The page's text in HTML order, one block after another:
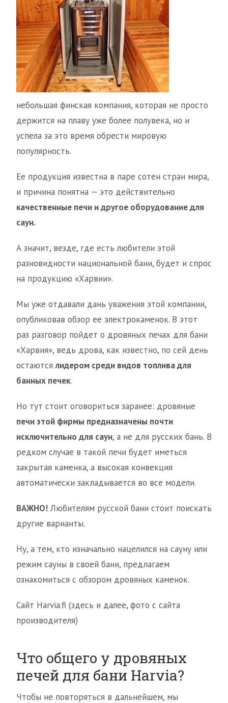
небольшая финская компания, которая не просто
держится на плаву уже более полувека, но и
успела за это время обрести мировую
популярность.
Ее продукция известна в паре сотен стран мира,
и причина понятна — это действительно
качественные печи и другое оборудование для
саун.
А значит, везде, где есть любители этой
разновидности национальной бани, будет и спрос
на продукцию «Харвии».
Мы уже отдавали дань уважения этой компании,
опубликовав обзор ее электрокаменок. В этот
раз разговор пойдет о дровяных печах для бани
«Харвия», ведь дрова, как известно, по сей день
остаютсялидером среди видов топлива для
банных печек.
Но тут стоит оговориться заранее: дровяные
печи этой фирмы предназначены почти
исключительно для саун, а не для русских бань. В
редком случае в такой печи будет иметься
закрытая каменка, а высокая конвекция
автоматически закладывается во все модели.
ВАЖНО! Любителям русской бани стоит поискать
другие варианты.
Ну, а тем, кто изначально нацелился на сауну или
режим сауны в своей бани, предлагаем
ознакомиться с обзором дровяных каменок.
Сайт Harvia.fi (здесь и далее, фото с сайта
производителя)
Что общего у дровяных
печей для бани Harvia?
Чтобы не повторяться в дальнейшем, мы